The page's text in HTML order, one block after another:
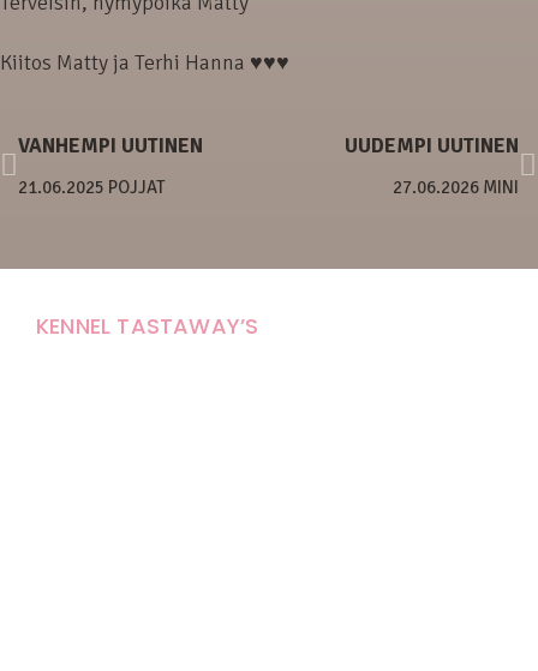
Kiitos Matty ja Terhi Hanna ♥♥♥
VANHEMPI UUTINEN
21.06.2025 POJJAT
UUDEMPI UUTINEN
27.06.2026 MINI
KENNEL TASTAWAY’S